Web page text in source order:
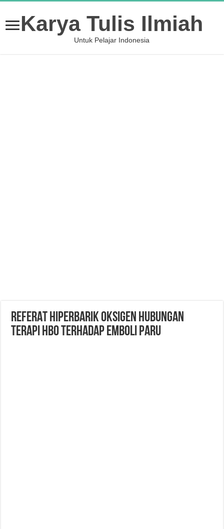
Karya Tulis Ilmiah
Untuk Pelajar Indonesia
REFERAT HIPERBARIK OKSIGEN HUBUNGAN
TERAPI HBO TERHADAP EMBOLI PARU